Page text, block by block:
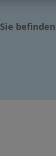
Sie